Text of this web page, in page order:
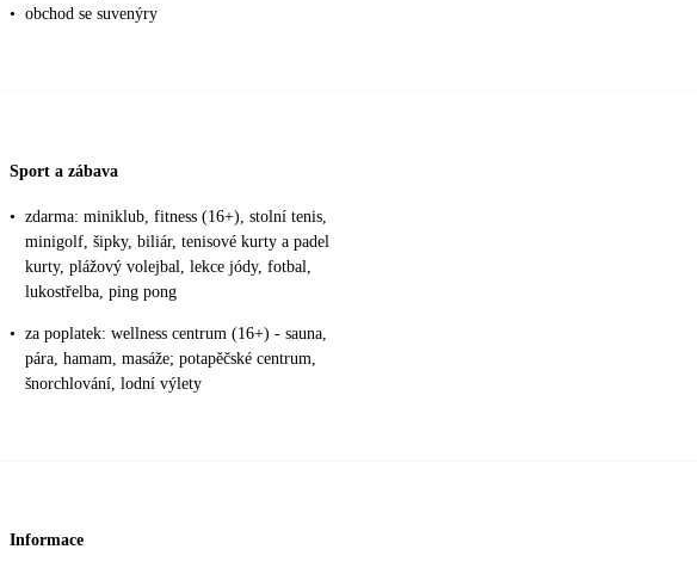
• obchod se suvenýry
Sport a zábava
• zdarma: miniklub, fitness (16+), stolní tenis,
minigolf, šipky, biliár, tenisové kurty a padel
kurty, plážový volejbal, lekce jódy, fotbal,
lukostřelba, ping pong
• za poplatek: wellness centrum (16+) - sauna,
pára, hamam, masáže; potapěčské centrum,
šnorchlování, lodní výlety
Informace